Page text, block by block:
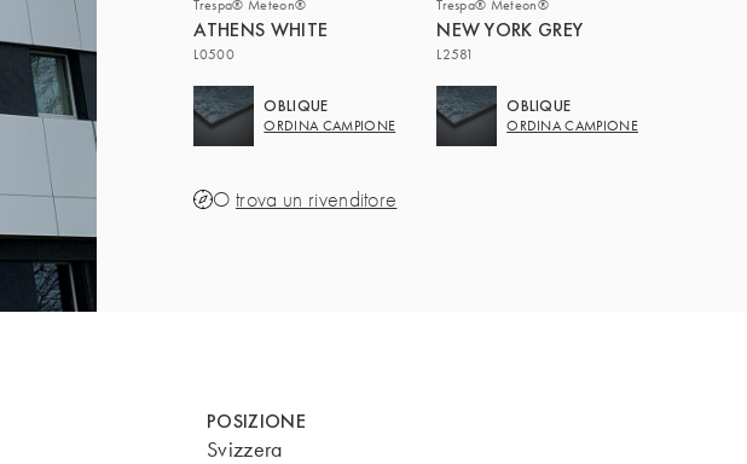
Trespa® Meteon®
ATHENS WHITE
L0500
OBLIQUE
ORDINA CAMPIONE
Trespa® Meteon®
NEW YORK GREY
L2581
OBLIQUE
ORDINA CAMPIONE
Otrova un rivenditore
POSIZIONE
Svizzera